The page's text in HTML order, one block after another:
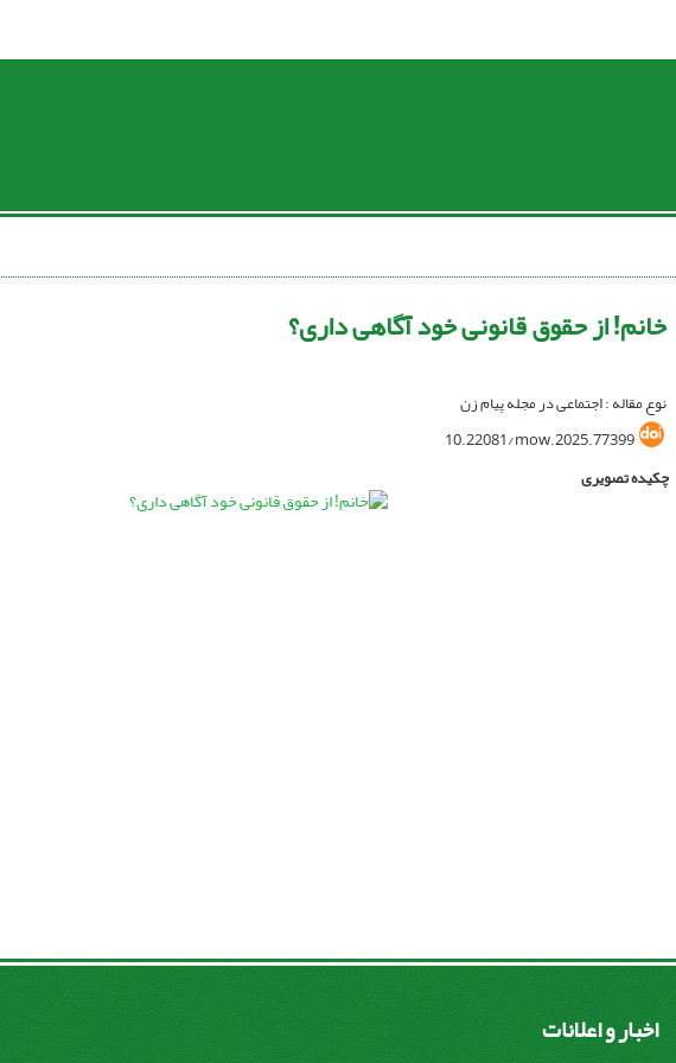
خانم! از حقوق قانونی خود آگاهی داری؟
نوع مقاله : اجتماعی در مجله پیام زن
10.22081/mow.2025.77399
چکیده تصویری
اخبار و اعلانات